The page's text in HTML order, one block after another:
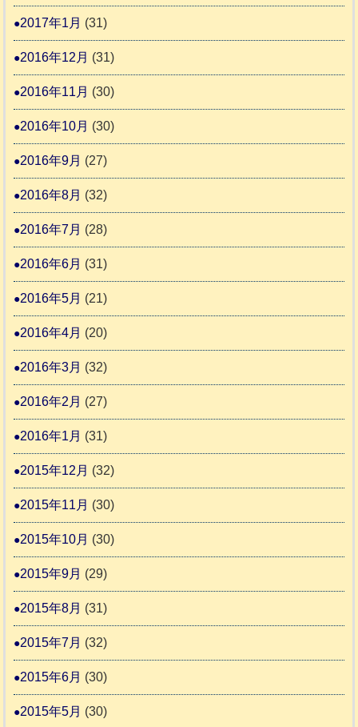
2017年1月 (31)
2016年12月 (31)
2016年11月 (30)
2016年10月 (30)
2016年9月 (27)
2016年8月 (32)
2016年7月 (28)
2016年6月 (31)
2016年5月 (21)
2016年4月 (20)
2016年3月 (32)
2016年2月 (27)
2016年1月 (31)
2015年12月 (32)
2015年11月 (30)
2015年10月 (30)
2015年9月 (29)
2015年8月 (31)
2015年7月 (32)
2015年6月 (30)
2015年5月 (30)